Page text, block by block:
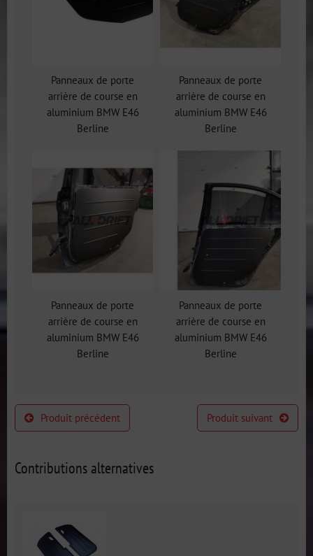
Panneaux de porte
arrière de course en
aluminium BMW E46
Berline
Panneaux de porte
arrière de course en
aluminium BMW E46
Berline
Panneaux de porte
arrière de course en
aluminium BMW E46
Berline
Panneaux de porte
arrière de course en
aluminium BMW E46
Berline
Produit précédent Produit suivant
Contributions alternatives